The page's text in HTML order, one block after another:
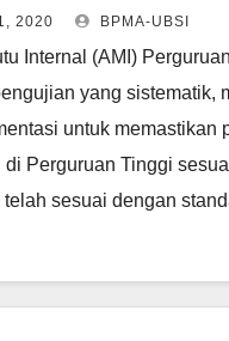
Utama
2020 BPMA-UBSI
Internal (AMI)
yang sistematik,
untuk memastikan
di Perguruan Tinggi
telah sesuai dengan